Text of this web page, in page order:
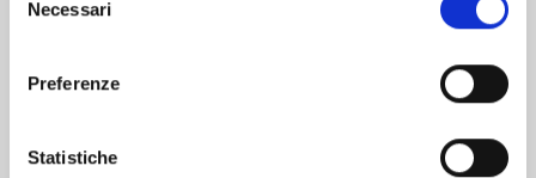
delNecessari
Preferenze
Statistiche